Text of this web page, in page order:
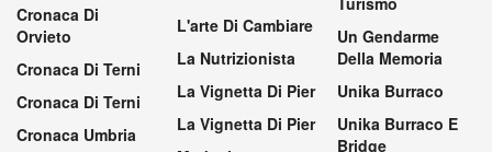
Cronaca Di
Orvieto
Cronaca Di Terni
Cronaca Di Terni
Cronaca Umbria
L'arte Di Cambiare
La Nutrizionista
La Vignetta Di Pier
La Vignetta Di Pier
Un Gendarme
Della Memoria
Unika Burraco
Unika Burraco E
Bridge